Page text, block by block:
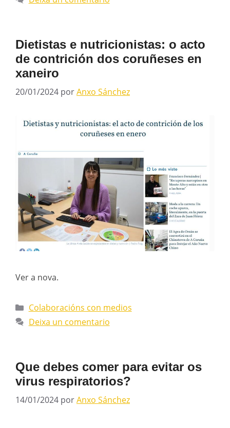
Dietistas e nutricionistas: o acto
de contrición dos coruñeses en
xaneiro
20/01/2024 porAnxo Sánchez
Ver a nova.
Colaboracións con medios
Deixa un comentario
Que debes comer para evitar os
virus respiratorios?
14/01/2024 porAnxo Sánchez